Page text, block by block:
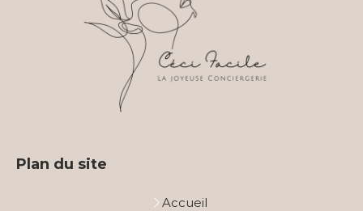
Plan du site
Accueil